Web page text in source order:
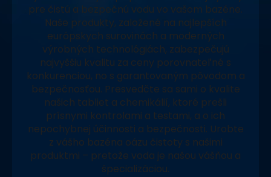
pre čistú a bezpečnú vodu vo vašom bazéne.
Naše produkty, založené na najlepších
európskych surovinách a moderných
výrobných technológiách, zabezpečujú
najvyššiu kvalitu za ceny porovnateľné s
konkurenciou, no s garantovaným pôvodom a
bezpečnosťou. Presvedčte sa sami o kvalite
našich tabliet a chemikálií, ktoré prešli
prísnymi kontrolami a testami, a o ich
nepochybnej účinnosti a bezpečnosti. Urobte
z vášho bazéna oázu čistoty s našimi
produktmi – pretože voda je našou vášňou a
špecializáciou.